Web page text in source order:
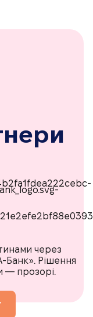
через
Банк». Рішення
— прозорі.